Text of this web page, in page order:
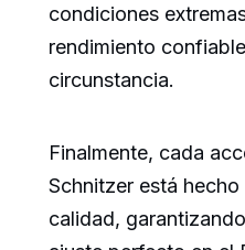
condiciones
rendimiento
circunstancia.
Finalmente, cada
Schnitzer está
calidad,